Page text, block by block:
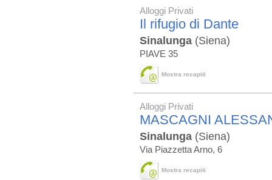
Alloggi Privati
Il rifugio di Dante
Sinalunga (Siena)
PIAVE 35
Mostra recapiti
Alloggi Privati
MASCAGNI
Sinalunga (Siena)
Via Piazzetta Arno, 6
Mostra recapiti